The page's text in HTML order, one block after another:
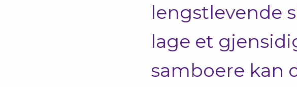
lengstlevende
lage et
samboere kan